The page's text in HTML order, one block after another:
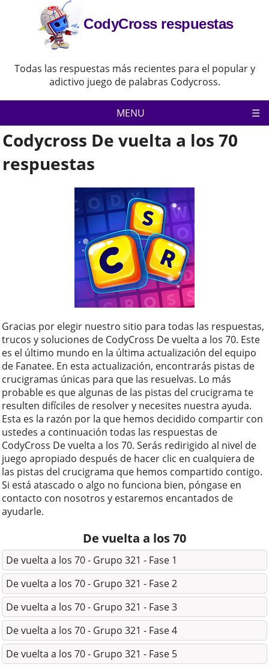
CodyCross respuestas
Todas las respuestas más recientes para el popular y
adictivo juego de palabras Codycross.
MENU
Codycross Política de privacidad
Descargo de responsabilidad
Contacta con nosotras
Codycross De vuelta a los 70
respuestas
Gracias por elegir nuestro sitio para todas las respuestas,
trucos y soluciones de CodyCross De vuelta a los 70. Este
es el último mundo en la última actualización del equipo
de Fanatee. En esta actualización, encontrarás pistas de
crucigramas únicas para que las resuelvas. Lo más
probable es que algunas de las pistas del crucigrama te
resulten difíciles de resolver y necesites nuestra ayuda.
Esta es la razón por la que hemos decidido compartir con
ustedes a continuación todas las respuestas de
CodyCross De vuelta a los 70. Serás redirigido al nivel de
juego apropiado después de hacer clic en cualquiera de
las pistas del crucigrama que hemos compartido contigo.
Si está atascado o algo no funciona bien, póngase en
contacto con nosotros y estaremos encantados de
ayudarle.
De vuelta a los 70
De vuelta a los 70 - Grupo 321 - Fase 1
De vuelta a los 70 - Grupo 321 - Fase 2
De vuelta a los 70 - Grupo 321 - Fase 3
De vuelta a los 70 - Grupo 321 - Fase 4
De vuelta a los 70 - Grupo 321 - Fase 5